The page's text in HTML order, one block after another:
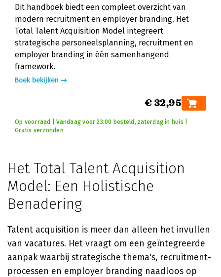
Dit handboek biedt een compleet overzicht van
modern recruitment en employer branding. Het
Total Talent Acquisition Model integreert
strategische personeelsplanning, recruitment en
employer branding in één samenhangend
framework.
Boek bekijken
€ 32,95
Op voorraad | Vandaag voor 23:00 besteld, zaterdag in huis |
Gratis verzonden
Het Total Talent Acquisition
Model: Een Holistische
Benadering
Talent acquisition is meer dan alleen het invullen
van vacatures. Het vraagt om een geïntegreerde
aanpak waarbij strategische thema's, recruitment-
processen en employer branding naadloos op